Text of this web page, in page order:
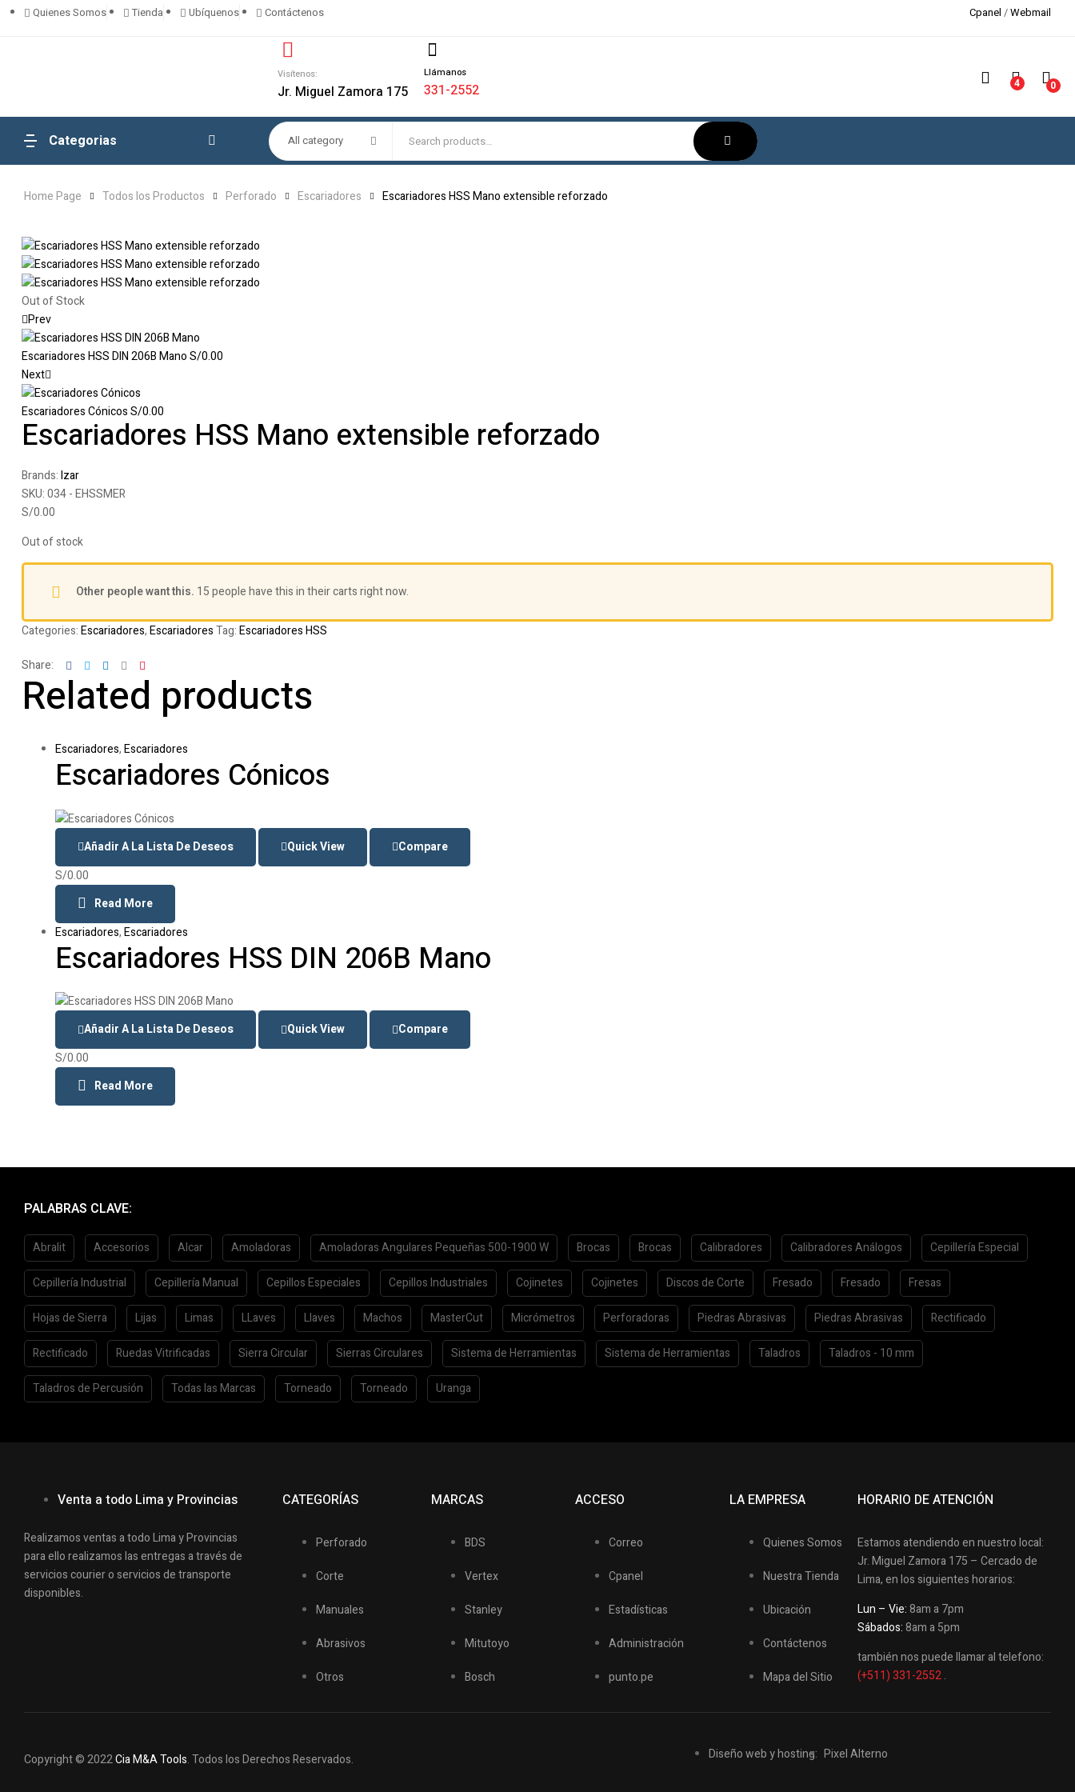
Quienes Somos Tienda Ubíquenos Contáctenos Cpanel /Webmail
Visítenos:
Jr. Miguel Zamora 175
Llámanos
331-2552 4 0
Categorias All category
Home Page Todos los Productos Perforado Escariadores Escariadores HSS Mano extensible reforzado
Out of Stock
Prev
Escariadores HSS DIN 206B ManoS/0.00
Next
Escariadores CónicosS/0.00
Escariadores HSS Mano extensible reforzado
Brands:Izar
SKU:034 - EHSSMER
S/0.00
Out of stock
Other people want this. 15 people have this in their carts right now.
Categories:Escariadores,EscariadoresTag:Escariadores HSS
Share: FacebookTwitterLinkedinGoogle+
Related products
Escariadores,Escariadores
Escariadores Cónicos
Añadir A La Lista De Deseos Quick View
Compare
S/0.00
Read More
Escariadores,Escariadores
Escariadores HSS DIN 206B Mano
Añadir A La Lista De Deseos Quick View
Compare
S/0.00
Read More
PALABRAS CLAVE:
Abralit Accesorios Alcar Amoladoras Amoladoras Angulares Pequeñas 500-1900 W Brocas Brocas Calibradores Calibradores Análogos Cepillería Especial
Cepillería Industrial Cepillería Manual Cepillos Especiales Cepillos Industriales Cojinetes Cojinetes Discos de Corte Fresado Fresado Fresas
Hojas de Sierra Lijas Limas LLaves Llaves Machos MasterCut Micrómetros Perforadoras Piedras Abrasivas Piedras Abrasivas Rectificado
Rectificado Ruedas Vitrificadas Sierra Circular Sierras Circulares Sistema de Herramientas Sistema de Herramientas Taladros Taladros - 10 mm
Taladros de Percusión Todas las Marcas Torneado Torneado Uranga
Venta a todo Lima y Provincias
Realizamos ventas a todo Lima y Provincias
para ello realizamos las entregas a través de
servicios courier o servicios de transporte
disponibles.
CATEGORÍAS
Perforado
Corte
Manuales
Abrasivos
Otros
MARCAS
BDS
Vertex
Stanley
Mitutoyo
Bosch
ACCESO
Correo
Cpanel
Estadísticas
Administración
punto.pe
LA EMPRESA
Quienes Somos
Nuestra Tienda
Ubicación
Contáctenos
Mapa del Sitio
HORARIO DE ATENCIÓN
Estamos atendiendo en nuestro local:
Jr. Miguel Zamora 175 – Cercado de
Lima, en los siguientes horarios:
Lun – Vie:8am a 7pm
Sábados:8am a 5pm
también nos puede llamar al telefono:
(+511) 331-2552.
Copyright © 2022Cia M&A Tools. Todos los Derechos Reservados. Diseño web y hosting: Pixel Alterno